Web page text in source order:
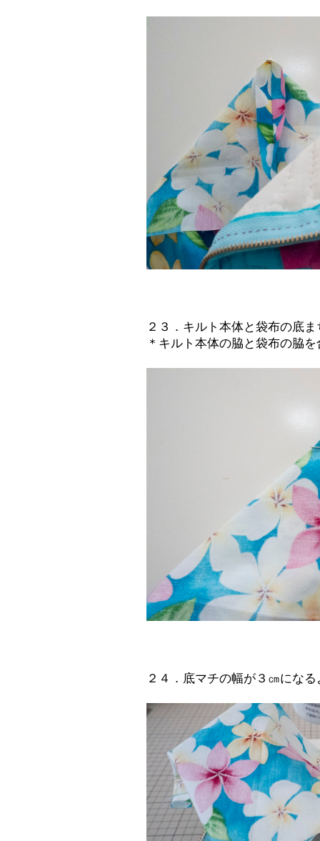
２３．キルト本体と袋布の底
＊キルト本体の脇と袋布の脇
２４．底マチの幅が３㎝にな